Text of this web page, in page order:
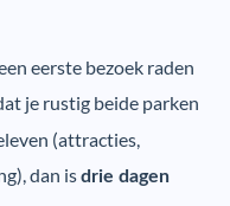
eerste bezoek raden
je rustig beide parken
(attracties,
dan isdrie dagen